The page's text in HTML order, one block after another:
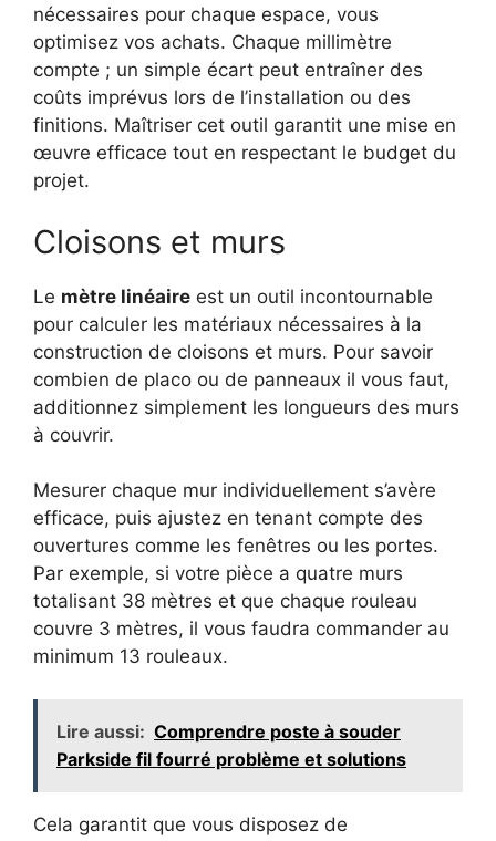
nécessaires pour chaque espace, vous
optimisez vos achats. Chaque millimètre
compte ; un simple écart peut entraîner des
coûts imprévus lors de l’installation ou des
finitions. Maîtriser cet outil garantit une mise en
œuvre efficace tout en respectant le budget du
projet.
Cloisons et murs
Le mètre linéaire est un outil incontournable
pour calculer les matériaux nécessaires à la
construction de cloisons et murs. Pour savoir
combien de placo ou de panneaux il vous faut,
additionnez simplement les longueurs des murs
à couvrir.
Mesurer chaque mur individuellement s’avère
efficace, puis ajustez en tenant compte des
ouvertures comme les fenêtres ou les portes.
Par exemple, si votre pièce a quatre murs
totalisant 38 mètres et que chaque rouleau
couvre 3 mètres, il vous faudra commander au
minimum 13 rouleaux.
Lire aussi: Comprendre poste à souder
Parkside fil fourré problème et solutions
Cela garantit que vous disposez de